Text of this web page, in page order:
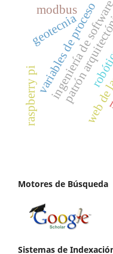
patrónweb
ingeniería de
variables de proceso
raspberry pi
modbus
geotecnia
Motores de Búsqueda
Sistemas de